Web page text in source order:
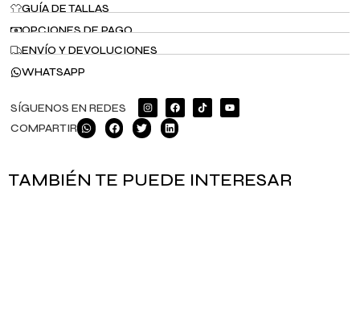
GUÍA DE TALLAS
OPCIONES DE PAGO
ENVÍO Y DEVOLUCIONES
WHATSAPP
SÍGUENOS EN REDES
COMPARTIR
TAMBIÉN TE PUEDE INTERESAR